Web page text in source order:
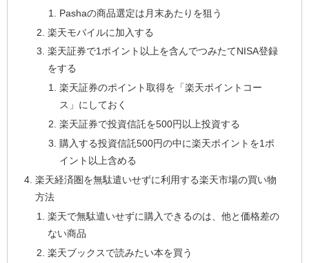
Pashaの商品選定は月末あたりを狙う
楽天モバイルに加入する
楽天証券で1ポイント以上を含んでつみたてNISA登録
をする
楽天証券のポイント取得を「楽天ポイントコー
ス」にしておく
楽天証券で投資信託を500円以上投資する
購入する投資信託500円の中に楽天ポイントを1ポ
イント以上含める
楽天経済圏を無駄遣いせずに利用する楽天市場の買い物
方法
楽天で無駄遣いせずに購入できるのは、他と価格差の
ない商品
楽天ブックスで読みたい本を買う